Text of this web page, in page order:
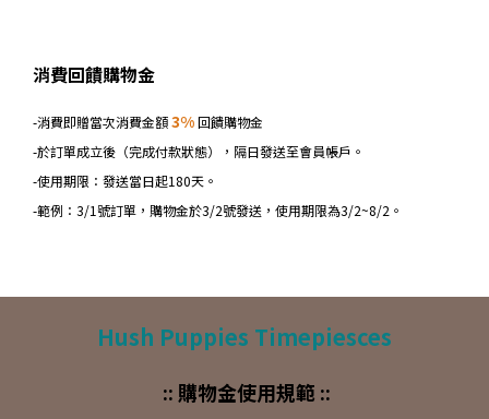
消費回饋購物金
-消費即贈當次消費金額3%回饋購物金
-於訂單成立後（完成付款狀態），隔日發送至會員帳戶。
-使用期限：發送當日起180天。
-範例：3/1號訂單，購物金於3/2號發送，使用期限為3/2~8/2。
Hush Puppies Timepiesces
:: 購物金使用規範 ::